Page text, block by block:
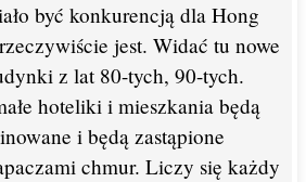
być konkurencją dla Hong
jest. Widać tu nowe
z lat 80-tych, 90-tych.
hoteliki i mieszkania będą
i będą zastąpione
chmur. Liczy się każdy